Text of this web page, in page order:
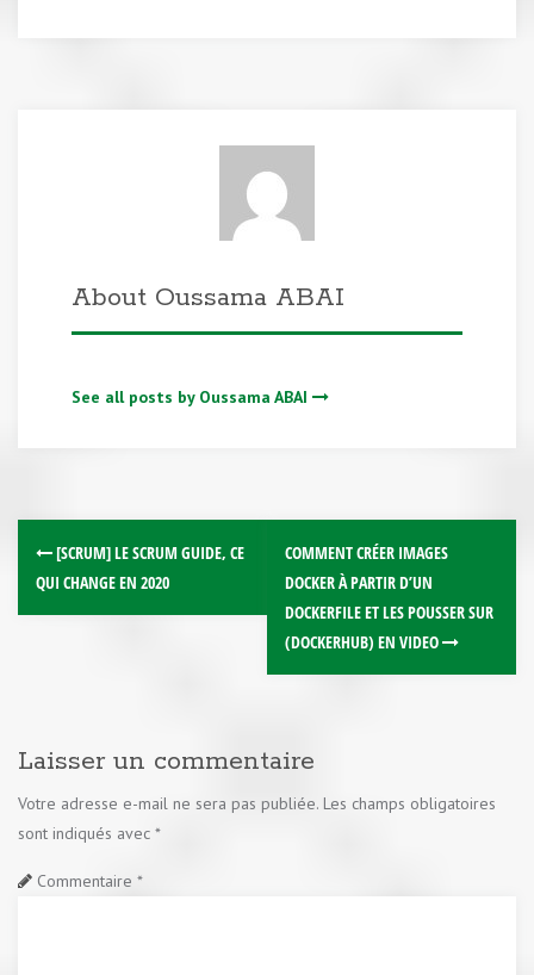
About Oussama ABAI
See all posts by Oussama ABAI
[SCRUM] LE SCRUM GUIDE, CE
QUI CHANGE EN 2020
COMMENT CRÉER IMAGES
DOCKER À PARTIR D’UN
DOCKERFILE ET LES POUSSER SUR
(DOCKERHUB) EN VIDEO
Laisser un commentaire
Votre adresse e-mail ne sera pas publiée. Les champs obligatoires
sont indiqués avec *
Commentaire *